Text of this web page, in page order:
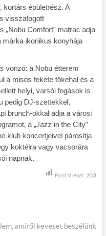
kortárs épületrész. A
visszafogott
„Nobu Comfort” matrac adja
márka ikonikus konyhája
vonzó: a Nobu étterem
a misós fekete tőkehal és a
helyi, varsói fogások is
pedig DJ-szettekkel,
brunch-okkal adja a városi
a „Jazz in the City”
klub koncertjeivel párosítja
koktélra vagy vacsorára
napnak.
Post Views: 203
amiről keveset beszélünk